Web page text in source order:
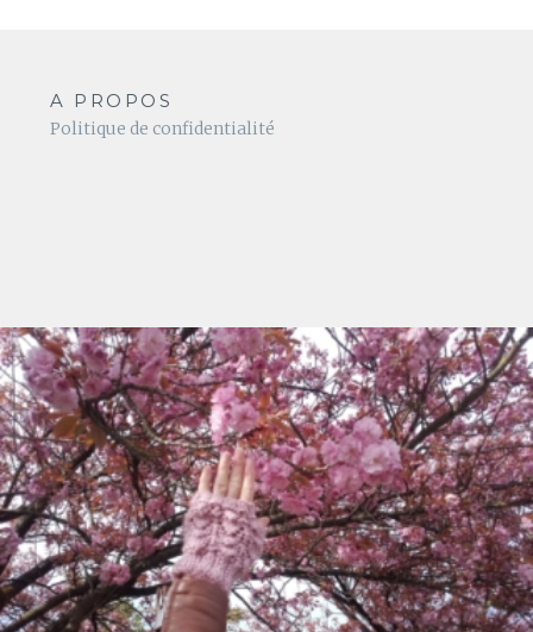
A PROPOS
Politique de confidentialité